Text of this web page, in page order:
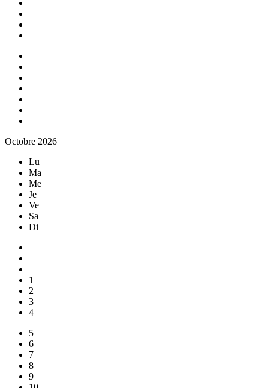
Octobre 2026
Lu
Ma
Me
Je
Ve
Sa
Di
1
2
3
4
5
6
7
8
9